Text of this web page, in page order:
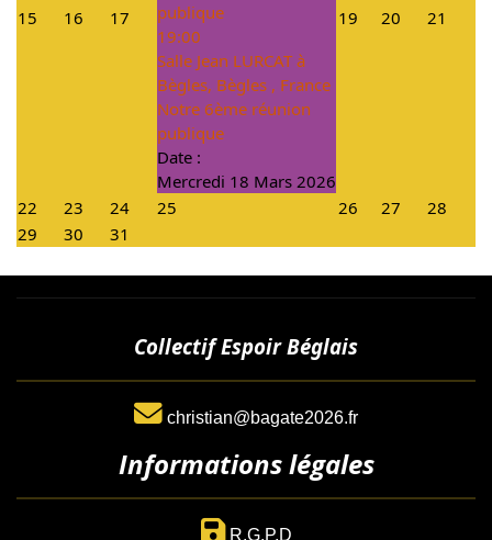
15 16 17
publique
19:00
Salle Jean LURCAT à
Bègles, Bègles , France
Notre 6ème réunion
publique
Date :
Mercredi 18 Mars 2026
19 20 21
22 23 24 25 26 27
28
29
30 31
Collectif Espoir Béglais
christian@bagate2026.fr
Informations légales
R.G.P.D